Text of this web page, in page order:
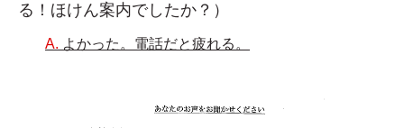
る！ほけん案内でしたか？）
よかった。電話だと疲れる。